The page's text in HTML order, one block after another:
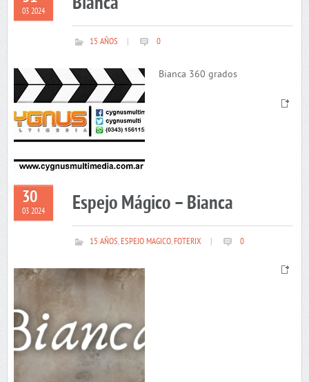
03 2024
15 AÑOS 0
Bianca 360 grados
30
03 2024 Espejo Mágico – Bianca
15 AÑOS,ESPEJO MAGICO,FOTERIX 0